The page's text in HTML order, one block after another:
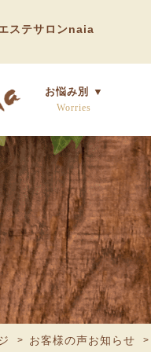
ステサロンnaia
お悩み別 ▼
Worries
お客様の声お知らせ